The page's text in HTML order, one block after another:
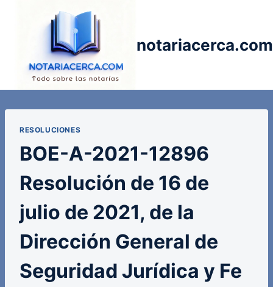
notariacerca.com
RESOLUCIONES
BOE-A-2021-12896
Resolución de 16 de
julio de 2021, de la
Dirección General de
Seguridad Jurídica y Fe